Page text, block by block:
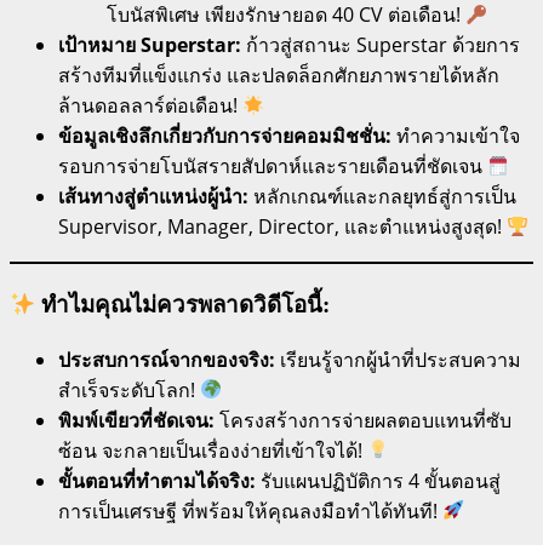
โบนัสพิเศษ เพียงรักษายอด 40 CV ต่อเดือน!
เป้าหมาย Superstar: ก้าวสู่สถานะ Superstar ด้วยการ
สร้างทีมที่แข็งแกร่ง และปลดล็อกศักยภาพรายได้หลัก
ล้านดอลลาร์ต่อเดือน!
ข้อมูลเชิงลึกเกี่ยวกับการจ่ายคอมมิชชั่น: ทำความเข้าใจ
รอบการจ่ายโบนัสรายสัปดาห์และรายเดือนที่ชัดเจน
เส้นทางสู่ตำแหน่งผู้นำ: หลักเกณฑ์และกลยุทธ์สู่การเป็น
Supervisor, Manager, Director, และตำแหน่งสูงสุด!
ทำไมคุณไม่ควรพลาดวิดีโอนี้:
ประสบการณ์จากของจริง: เรียนรู้จากผู้นำที่ประสบความ
สำเร็จระดับโลก!
พิมพ์เขียวที่ชัดเจน: โครงสร้างการจ่ายผลตอบแทนที่ซับ
ซ้อน จะกลายเป็นเรื่องง่ายที่เข้าใจได้!
ขั้นตอนที่ทำตามได้จริง: รับแผนปฏิบัติการ 4 ขั้นตอนสู่
การเป็นเศรษฐี ที่พร้อมให้คุณลงมือทำได้ทันที!